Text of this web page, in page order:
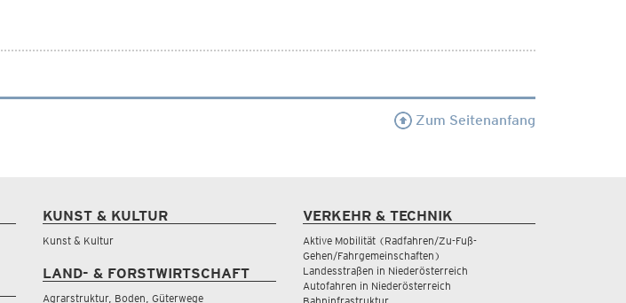
Zum Seitenanfang
KUNST & KULTUR
Kunst & Kultur
LAND- & FORSTWIRTSCHAFT
Agrarstruktur, Boden, Güterwege
VERKEHR & TECHNIK
Aktive Mobilität (Radfahren/Zu-Fuß-
Gehen/Fahrgemeinschaften)
Landesstraßen in Niederösterreich
Autofahren in Niederösterreich